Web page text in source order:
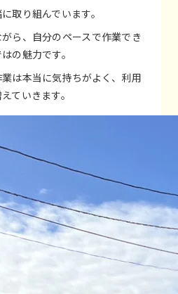
取り組んでいます。
ら、自分のペースで作業でき
の魅力です。
は本当に気持ちがよく、利用
ていきます。